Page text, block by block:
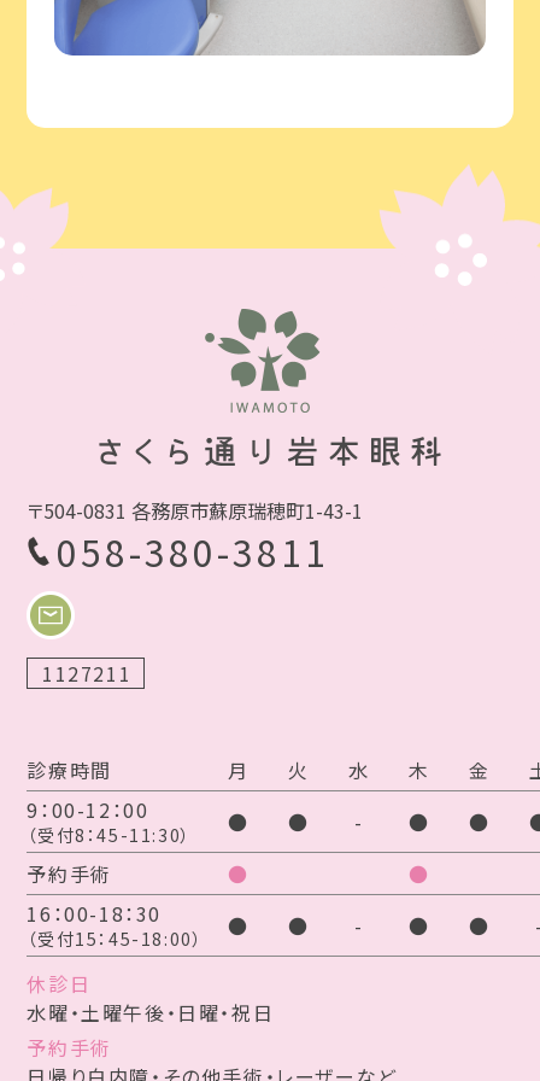
〒504-0831 各務原市蘇原瑞穂町1-43-1
058-380-3811
1127211
診療時間 月 火 水 木 金
9：00-12：00
（受付8：45-11:30） ● ● - ● ●
予約手術
●
●
16：00-18：30
（受付15：45-18:00） ● ● - ● ●
休診日
水曜・土曜午後・日曜・祝日
予約手術